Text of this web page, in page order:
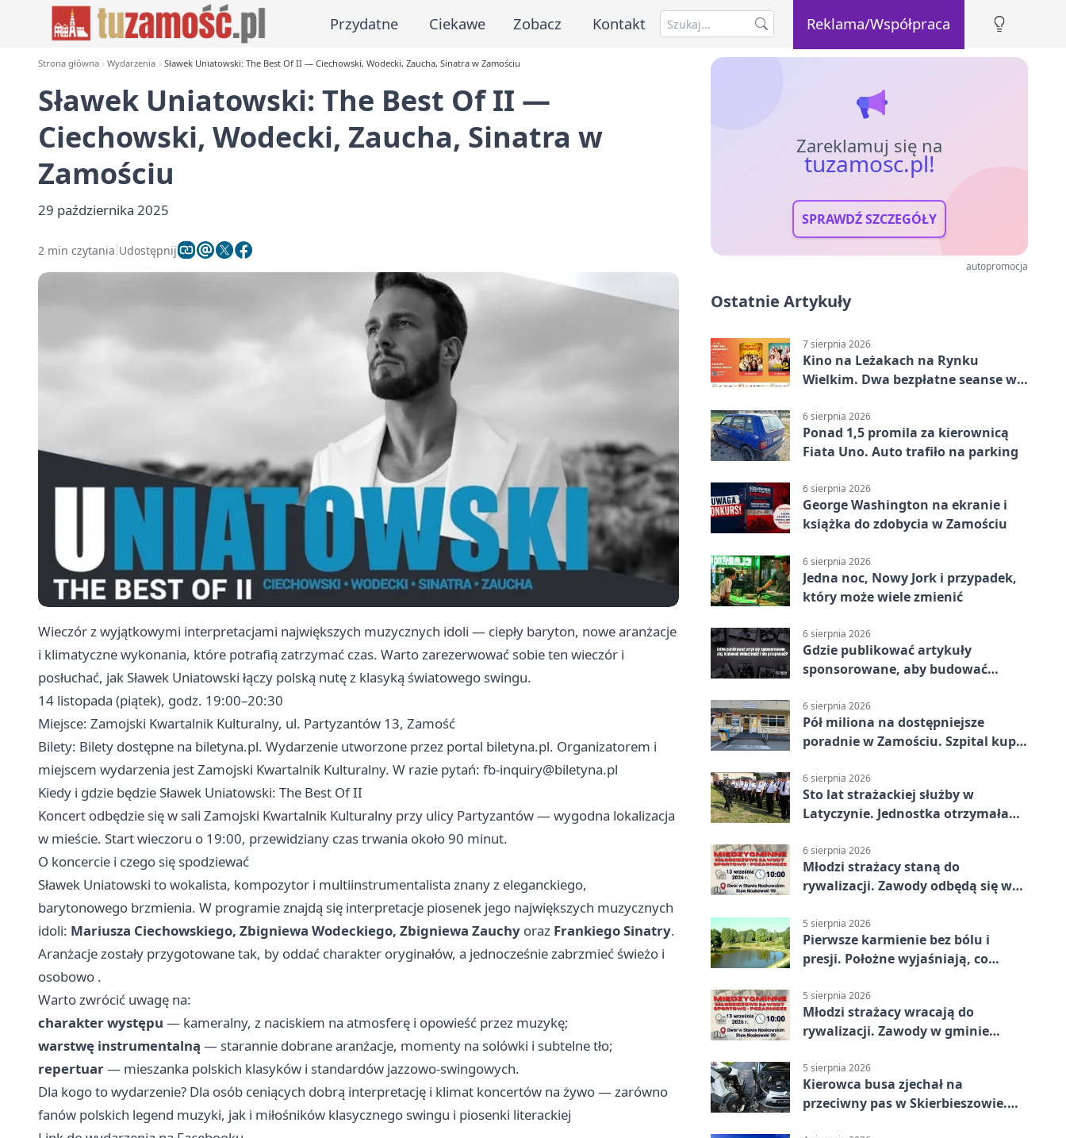
Przydatne Ciekawe Zobacz Kontakt Reklama/Współpraca
Strona główna Wydarzenia Sławek Uniatowski: The Best Of II — Ciechowski, Wodecki, Zaucha, Sinatra w Zamościu
Sławek Uniatowski: The Best Of II —
Ciechowski, Wodecki, Zaucha, Sinatra w
Zamościu
29 października 2025
2 min czytania Udostępnij
Wieczór z wyjątkowymi interpretacjami największych muzycznych idoli — ciepły baryton, nowe aranżacje
i klimatyczne wykonania, które potrafią zatrzymać czas. Warto zarezerwować sobie ten wieczór i
posłuchać, jak Sławek Uniatowski łączy polską nutę z klasyką światowego swingu.
14 listopada (piątek), godz. 19:00–20:30
Miejsce: Zamojski Kwartalnik Kulturalny, ul. Partyzantów 13, Zamość
Bilety: Bilety dostępne na biletyna.pl. Wydarzenie utworzone przez portal biletyna.pl. Organizatorem i
miejscem wydarzenia jest Zamojski Kwartalnik Kulturalny. W razie pytań: fb-inquiry@biletyna.pl
Kiedy i gdzie będzie Sławek Uniatowski: The Best Of II
Koncert odbędzie się w sali Zamojski Kwartalnik Kulturalny przy ulicy Partyzantów — wygodna lokalizacja
w mieście. Start wieczoru o 19:00, przewidziany czas trwania około 90 minut.
O koncercie i czego się spodziewać
Sławek Uniatowski to wokalista, kompozytor i multiinstrumentalista znany z eleganckiego,
barytonowego brzmienia. W programie znajdą się interpretacje piosenek jego największych muzycznych
idoli: Mariusza Ciechowskiego, Zbigniewa Wodeckiego, Zbigniewa Zauchy oraz Frankiego Sinatry.
Aranżacje zostały przygotowane tak, by oddać charakter oryginałów, a jednocześnie zabrzmieć świeżo i
osobowo .
Warto zwrócić uwagę na:
charakter występu — kameralny, z naciskiem na atmosferę i opowieść przez muzykę;
warstwę instrumentalną — starannie dobrane aranżacje, momenty na solówki i subtelne tło;
repertuar— mieszanka polskich klasyków i standardów jazzowo-swingowych.
Dla kogo to wydarzenie? Dla osób ceniących dobrą interpretację i klimat koncertów na żywo — zarówno
fanów polskich legend muzyki, jak i miłośników klasycznego swingu i piosenki literackiej
Zareklamuj się na
tuzamosc.pl!
SPRAWDŹ SZCZEGÓŁY
autopromocja
Ostatnie Artykuły
7 sierpnia 2026
Kino na Leżakach na Rynku
Wielkim. Dwa bezpłatne seanse w
6 sierpnia 2026
Ponad 1,5 promila za kierownicą
Fiata Uno. Auto trafiło na parking
6 sierpnia 2026
George Washington na ekranie i
książka do zdobycia w Zamościu
6 sierpnia 2026
Jedna noc, Nowy Jork i przypadek,
który może wiele zmienić
6 sierpnia 2026
Gdzie publikować artykuły
sponsorowane, aby budować
6 sierpnia 2026
Pół miliona na dostępniejsze
poradnie w Zamościu. Szpital kupi
6 sierpnia 2026
Sto lat strażackiej służby w
Latyczynie. Jednostka otrzymała
6 sierpnia 2026
Młodzi strażacy staną do
rywalizacji. Zawody odbędą się w
5 sierpnia 2026
Pierwsze karmienie bez bólu i
presji. Położne wyjaśniają, co
5 sierpnia 2026
Młodzi strażacy wracają do
rywalizacji. Zawody w gminie
5 sierpnia 2026
Kierowca busa zjechał na
przeciwny pas w Skierbieszowie.